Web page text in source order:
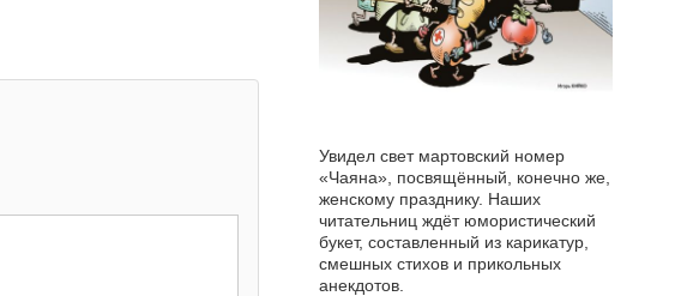
Увидел свет мартовский номер
«Чаяна», посвящённый, конечно же,
женскому празднику. Наших
читательниц ждёт юмористический
букет, составленный из карикатур,
смешных стихов и прикольных
анекдотов.